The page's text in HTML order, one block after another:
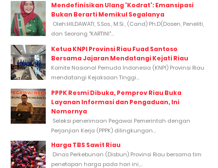
Mendefinisikan Ulang 'Kodrat': Emansipasi
Bukan Berarti Memikul Segalanya
Oleh:HILDAWATI, S.Sos., M.Si., (Cand) Ph.D(Dosen, Peneliti,
dan Seorang "KARTINI"...
Ketua KNPI Provinsi Riau Fuad Santoso
Bersama Jajaran Mendatangi Kejati Riau
Komite Nasional Pemuda Indonesia (KNPI) Provinsi Riau
mendatangi Kejaksaan Tinggi...
PPPK Resmi Dibuka, Pemprov Riau Buka
Layanan Informasi dan Pengaduan, Ini
Nomornya
Seleksi penerimaan Pegawai Pemerintah dengan
Perjanjian Kerja (PPPK) dilingkungan...
Harga TBS Sawit Riau
Dinas Perkebunan (Disbun) Provinsi Riau bersama tim
penetapan harga pada hari ini,...